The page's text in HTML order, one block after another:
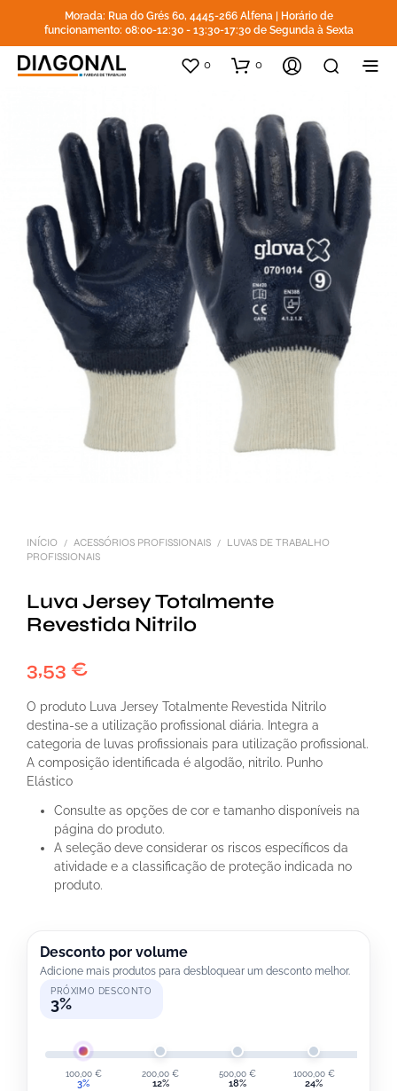
Morada: Rua do Grés 60, 4445-266 Alfena | Horário de
funcionamento: 08:00-12:30 - 13:30-17:30 de Segunda à Sexta
0 0
INÍCIO / ACESSÓRIOS PROFISSIONAIS /
LUVAS DE TRABALHO
PROFISSIONAIS
Luva Jersey Totalmente
Revestida Nitrilo
3,53 €
O produto Luva Jersey Totalmente Revestida Nitrilo
destina-se a utilização profissional diária. Integra a
categoria de luvas profissionais para utilização profissional.
A composição identificada é algodão, nitrilo. Punho
Elástico
Consulte as opções de cor e tamanho disponíveis na
página do produto.
A seleção deve considerar os riscos específicos da
atividade e a classificação de proteção indicada no
produto.
Desconto por volume
Adicione mais produtos para desbloquear um desconto melhor.
PRÓXIMO DESCONTO
3%
100,00 €
3%
200,00 €
12%
500,00 €
18%
1000,00 €
24%